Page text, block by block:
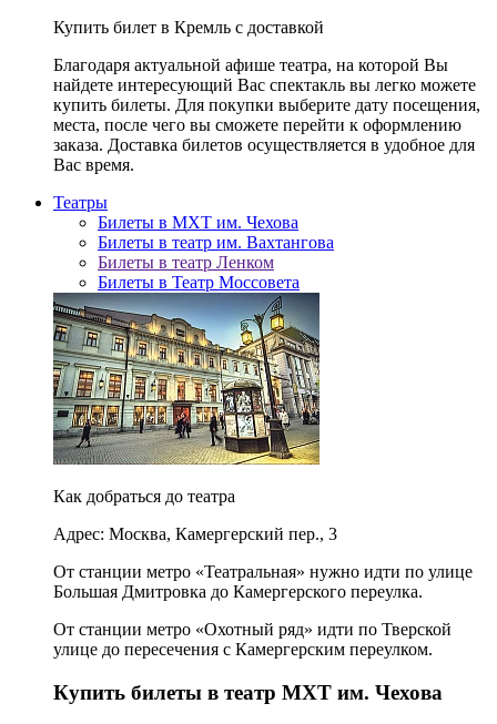
Купить билет в Кремль с доставкой
Благодаря актуальной афише театра, на которой Вы
найдете интересующий Вас спектакль вы легко можете
купить билеты. Для покупки выберите дату посещения,
места, после чего вы сможете перейти к оформлению
заказа. Доставка билетов осуществляется в удобное для
Вас время.
Театры
Билеты в МХТ им. Чехова
Билеты в театр им. Вахтангова
Билеты в театр Ленком
Билеты в Театр Моссовета
Как добраться до театра
Адрес: Москва, Камергерский пер., 3
От станции метро «Театральная» нужно идти по улице
Большая Дмитровка до Камергерского переулка.
От станции метро «Охотный ряд» идти по Тверской
улице до пересечения с Камергерским переулком.
Купить билеты в театр МХТ им. Чехова